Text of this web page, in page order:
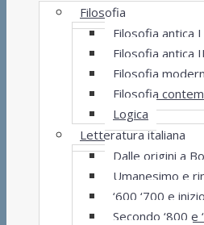
Filosofia
Filosofia antica I
Filosofia antica II
Filosofia
Filosofia
Logica
Letteratura italiana
Dalle origini a
Umanesimo e
‘600 ‘700 e
Secondo ‘800 e